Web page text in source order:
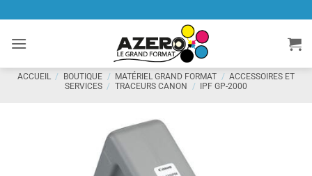
contenu
ACCUEIL / BOUTIQUE / MATÉRIEL GRAND FORMAT / ACCESSOIRES ET
SERVICES / TRACEURS CANON / IPF GP-2000